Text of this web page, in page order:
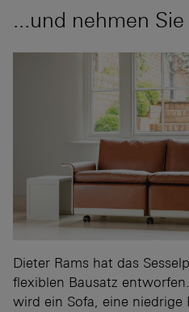
...und nehmen Sie
Dieter Rams hat das
flexiblen Bausatz
wird ein Sofa, eine niedrige